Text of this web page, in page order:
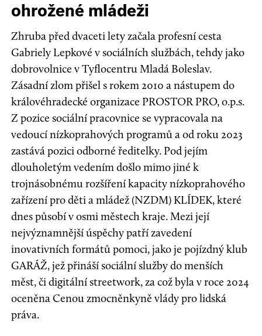
ohrožené mládeži
Zhruba před dvaceti lety začala profesní cesta
Gabriely Lepkové v sociálních službách, tehdy jako
dobrovolnice v Tyflocentru Mladá Boleslav.
Zásadní zlom přišel s rokem 2010 a nástupem do
královéhradecké organizace PROSTOR PRO, o.p.s.
Z pozice sociální pracovnice se vypracovala na
vedoucí nízkoprahových programů a od roku 2023
zastává pozici odborné ředitelky. Pod jejím
dlouholetým vedením došlo mimo jiné k
trojnásobnému rozšíření kapacity nízkoprahového
zařízení pro děti a mládež (NZDM) KLÍDEK, které
dnes působí v osmi městech kraje. Mezi její
nejvýznamnější úspěchy patří zavedení
inovativních formátů pomoci, jako je pojízdný klub
GARÁŽ, jež přináší sociální služby do menších
měst, či digitální streetwork, za což byla v roce 2024
oceněna Cenou zmocněnkyně vlády pro lidská
práva.